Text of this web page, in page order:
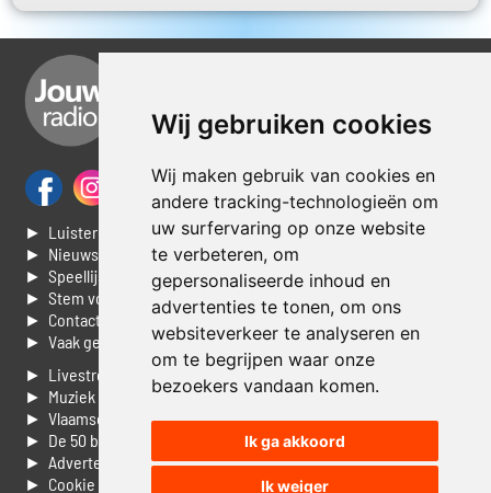
Wij gebruiken cookies
Wij maken gebruik van cookies en
andere tracking-technologieën om
uw surfervaring op onze website
te verbeteren, om
gepersonaliseerde inhoud en
advertenties te tonen, om ons
websiteverkeer te analyseren en
om te begrijpen waar onze
bezoekers vandaan komen.
Ik ga akkoord
Ik weiger
► Luisteren naar Jouwradio
► Nieuws
► Speellijst
► Stem voor de Dag top 3
► Contacteer ons
► Vaak gestelde vragen
► Livestream informatie
► Muziek opzoeken
► Vlaamse 100 Aller tijden
► De 50 beste van...
► Adverteren op Jouwradio
► Cookie voorkeuren wijzigen